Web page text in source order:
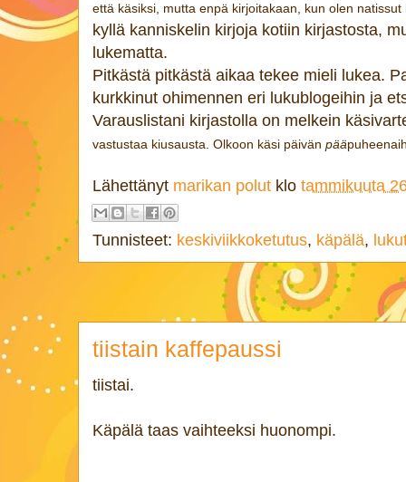
että käsiksi, mutta enpä kirjoitakaan, kun olen
kyllä kanniskelin kirjoja kotiin kirjastosta,
lukematta.
Pitkästä pitkästä aikaa tekee mieli lukea.
kurkkinut ohimennen eri lukublogeihin ja
Varauslistani kirjastolla on melkein
vastustaa kiusausta. Olkoon käsi päivän pää
Lähettänyt marikan polut klo tammikuuta
Tunnisteet: keskiviikkoketutus, käpälä,
tiistain kaffepaussi
tiistai.
Käpälä taas vaihteeksi huonompi.